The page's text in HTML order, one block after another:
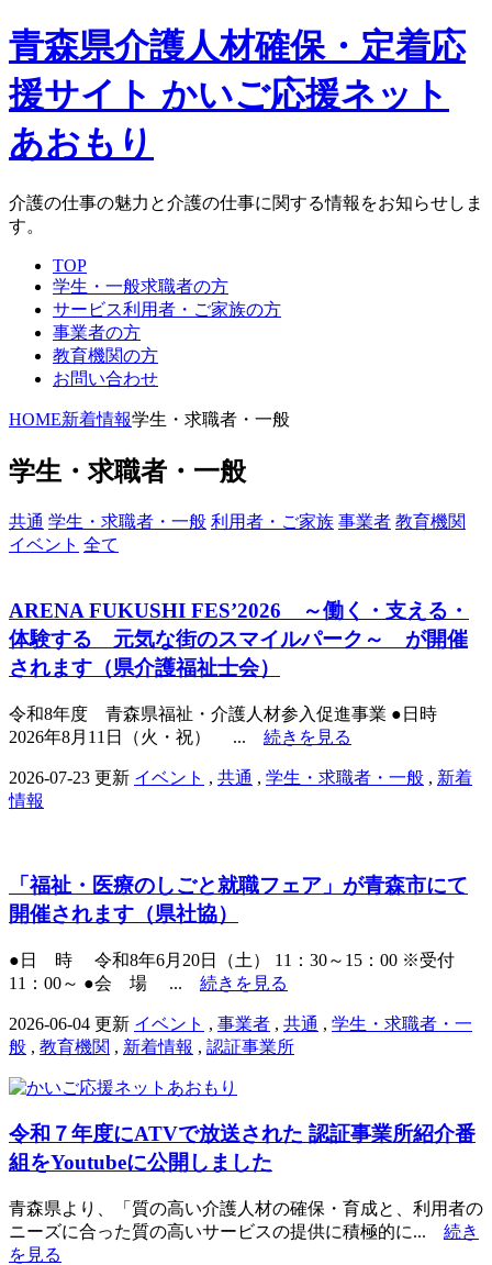
青森県介護人材確保・定着応
援サイト かいご応援ネット
あおもり
介護の仕事の魅力と介護の仕事に関する情報をお知らせしま
す。
TOP
学生・一般求職者の方
サービス利用者・ご家族の方
事業者の方
教育機関の方
お問い合わせ
HOME新着情報学生・求職者・一般
学生・求職者・一般
共通 学生・求職者・一般 利用者・ご家族 事業者 教育機関
イベント 全て
ARENA FUKUSHI FES’2026 ～働く・支える・
体験する 元気な街のスマイルパーク～ が開催
されます（県介護福祉士会）
令和8年度 青森県福祉・介護人材参入促進事業 ●日時
2026年8月11日（火・祝） ... 続きを見る
2026-07-23 更新 イベント , 共通 , 学生・求職者・一般 , 新着
情報
「福祉・医療のしごと就職フェア」が青森市にて
開催されます（県社協）
●日 時 令和8年6月20日（土） 11：30～15：00 ※受付
11：00～ ●会 場 ... 続きを見る
2026-06-04 更新 イベント , 事業者 , 共通 , 学生・求職者・一
般 , 教育機関 , 新着情報 , 認証事業所
令和７年度にATVで放送された 認証事業所紹介番
組をYoutubeに公開しました
青森県より、「質の高い介護人材の確保・育成と、利用者の
ニーズに合った質の高いサービスの提供に積極的に... 続き
を見る